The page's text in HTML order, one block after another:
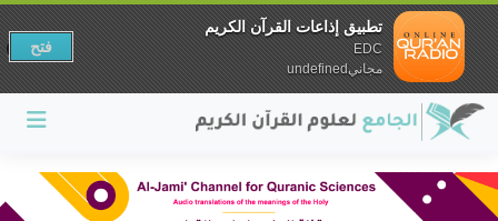
تطبيق إذاعات القرآن الكريم
EDC
مجانيundefined
فتح